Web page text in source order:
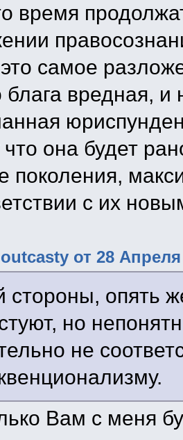
время
самое
вредная, и
она будет
поколения,
с их
от 28 Апреля
стороны, опять
но
не
Вам с меня